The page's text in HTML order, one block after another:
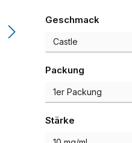
Geschmack
Packungauswählen
Stärkeauswählen